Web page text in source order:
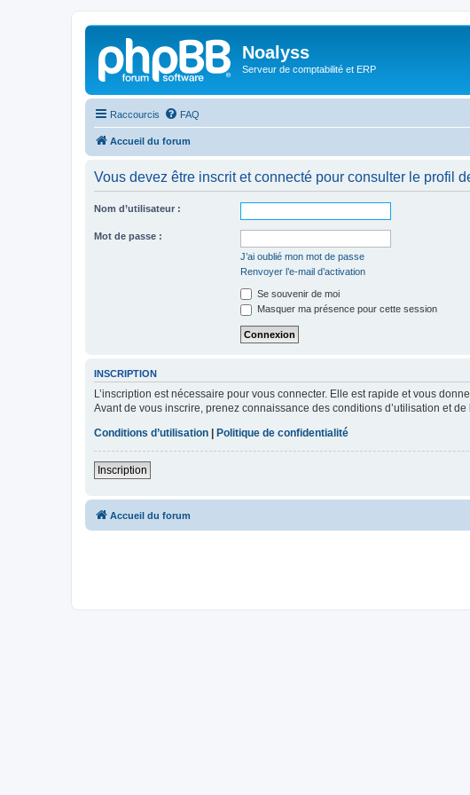
Noalyss
Serveur de comptabilité et ERP
Raccourcis FAQ
Accueil du forum
Vous devez être inscrit et connecté pour consulter le profil
Nom d’utilisateur :
Mot de passe :
J’ai oublié mon mot de passe
Renvoyer l’e-mail d’activation
Se souvenir de moi
Masquer ma présence pour cette session
INSCRIPTION
L’inscription est nécessaire pour vous connecter. Elle est rapide et vous
Avant de vous inscrire, prenez connaissance des conditions d’utilisation et
Conditions d’utilisation
Politique de confidentialité
Inscription
Accueil du forum